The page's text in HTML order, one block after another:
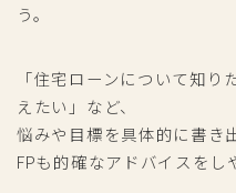
う。
「住宅ローンについて知
えたい」など、
悩みや目標を具体的に書き
FPも的確なアドバイスをし